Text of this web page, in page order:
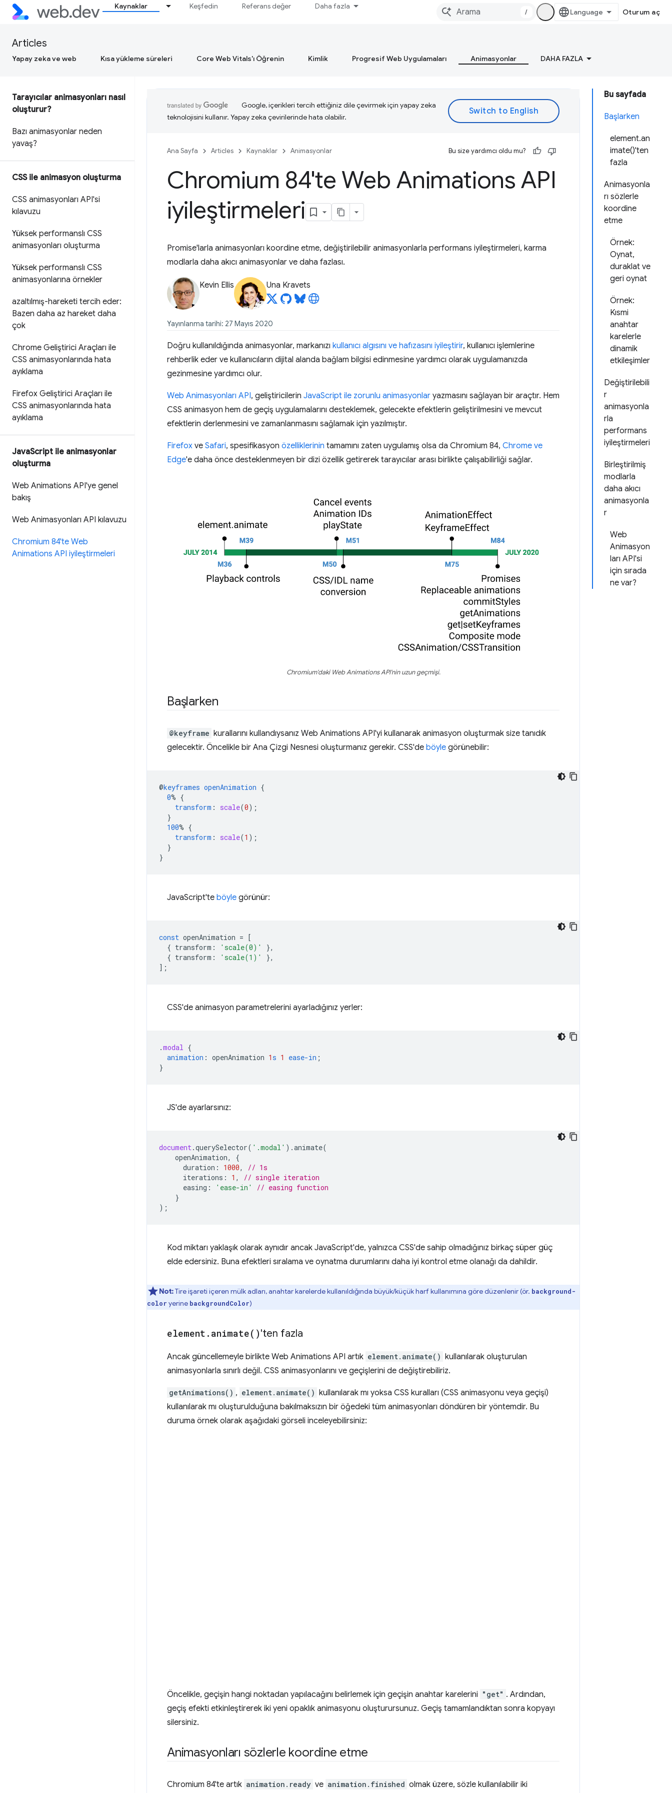
Kaynaklar Keşfedin Referans değer Daha fazla
/ Oturum aç
Articles
Yapay zeka ve web Kısa yükleme süreleri Core Web Vitals'ı Öğrenin Kimlik Progresif Web Uygulamaları Animasyonlar DAHA FAZLA
Tarayıcılar animasyonları nasıl
oluşturur?
Bazı animasyonlar neden
yavaş?
CSS ile animasyon oluşturma
CSS animasyonları API'si
kılavuzu
Yüksek performanslı CSS
animasyonları oluşturma
Yüksek performanslı CSS
animasyonlarına örnekler
azaltılmış-hareketi tercih eder:
Bazen daha az hareket daha
çok
Chrome Geliştirici Araçları ile
CSS animasyonlarında hata
ayıklama
Firefox Geliştirici Araçları ile
CSS animasyonlarında hata
ayıklama
JavaScript ile animasyonlar
oluşturma
Web Animations API'ye genel
bakış
Web Animasyonları API kılavuzu
Chromium 84'te Web
Animations API iyileştirmeleri
Bu sayfada
Başlarken
element.an
imate()'ten
fazla
Animasyonla
rı sözlerle
koordine
etme
Örnek:
Oynat,
duraklat ve
geri oynat
Örnek:
Kısmi
anahtar
karelerle
dinamik
etkileşimler
Değiştirilebili
r
animasyonla
rla
performans
iyileştirmeleri
Birleştirilmiş
modlarla
daha akıcı
animasyonla
r
Web
Animasyon
ları API'si
için sırada
ne var?
Google, içerikleri tercih ettiğiniz dile çevirmek için yapay zeka
teknolojisini kullanır. Yapay zeka çevirilerinde hata olabilir.
Ana Sayfa Articles Kaynaklar Animasyonlar Bu size yardımcı oldu mu?
Chromium 84'te Web Animations API
iyileştirmeleri
Promise'larla animasyonları koordine etme, değiştirilebilir animasyonlarla performans iyileştirmeleri, karma
modlarla daha akıcı animasyonlar ve daha fazlası.
Kevin Ellis Una Kravets
Yayınlanma tarihi: 27 Mayıs 2020
Doğru kullanıldığında animasyonlar, markanızı kullanıcı algısını ve hafızasını iyileştirir, kullanıcı işlemlerine
rehberlik eder ve kullanıcıların dijital alanda bağlam bilgisi edinmesine yardımcı olarak uygulamanızda
gezinmesine yardımcı olur.
Web Animasyonları API, geliştiricilerin JavaScript ile zorunlu animasyonlar yazmasını sağlayan bir araçtır. Hem
CSS animasyon hem de geçiş uygulamalarını desteklemek, gelecekte efektlerin geliştirilmesini ve mevcut
efektlerin derlenmesini ve zamanlanmasını sağlamak için yazılmıştır.
Firefox ve Safari, spesifikasyon özelliklerinin tamamını zaten uygulamış olsa da Chromium 84, Chrome ve
Edge'e daha önce desteklenmeyen bir dizi özellik getirerek tarayıcılar arası birlikte çalışabilirliği sağlar.
Chromium'daki Web Animations API'nin uzun geçmişi.
Başlarken
@keyframe kurallarını kullandıysanız Web Animations API'yi kullanarak animasyon oluşturmak size tanıdık
gelecektir. Öncelikle bir Ana Çizgi Nesnesi oluşturmanız gerekir. CSS'de böyle görünebilir:
@keyframes openAnimation {
0% {
transform : scale(0);
}
100% {
transform : scale(1 );
}
}
JavaScript'te böyle görünür:
const openAnimation = [
{ transform : 'scale(0)'
},
{ transform : 'scale(1)'
},
];
CSS'de animasyon parametrelerini ayarladığınız yerler:
.modal {
animation : openAnimation 1s 1 ease-in ;
}
JS'de ayarlarsınız:
document.querySelector( '.modal' ).animate(
openAnimation,
{
duration : 1000,
// 1s
iterations : 1 ,
// single iteration
easing : 'ease-in'
// easing function
}
);
Kod miktarı yaklaşık olarak aynıdır ancak JavaScript'de, yalnızca CSS'de sahip olmadığınız birkaç süper güç
elde edersiniz. Buna efektleri sıralama ve oynatma durumlarını daha iyi kontrol etme olanağı da dahildir.
Not:Tire işareti içeren mülk adları, anahtar karelerde kullanıldığında büyük/küçük harf kullanımına göre düzenlenir (ör. background-
color yerine backgroundColor)
element . animate( )'ten fazla
Ancak güncellemeyle birlikte Web Animations API artık element.animate() kullanılarak oluşturulan
animasyonlarla sınırlı değil. CSS animasyonlarını ve geçişlerini de değiştirebiliriz.
getAnimations() , element.animate() kullanılarak mı yoksa CSS kuralları (CSS animasyonu veya geçişi)
kullanılarak mı oluşturulduğuna bakılmaksızın bir öğedeki tüm animasyonları döndüren bir yöntemdir. Bu
duruma örnek olarak aşağıdaki görseli inceleyebilirsiniz:
Öncelikle, geçişin hangi noktadan yapılacağını belirlemek için geçişin anahtar karelerini "get" . Ardından,
geçiş efekti etkinleştirerek iki yeni opaklık animasyonu oluşturursunuz. Geçiş tamamlandıktan sonra kopyayı
silersiniz.
Animasyonları sözlerle koordine etme
Chromium 84'te artık animation.ready ve animation.finished olmak üzere, sözle kullanılabilir iki